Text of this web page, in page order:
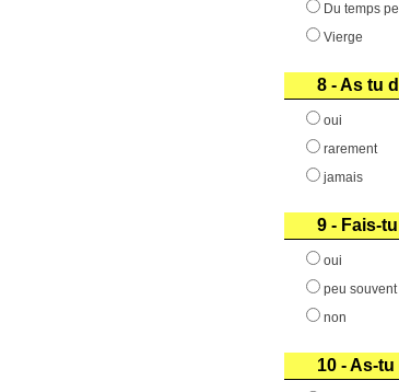
Du temps
Vierge
8 - As tu
oui
rarement
jamais
9 - Fais-
oui
peu souvent
non
10 - As-